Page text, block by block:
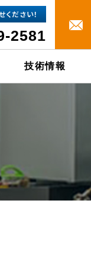
ださい！
2581
技術情報